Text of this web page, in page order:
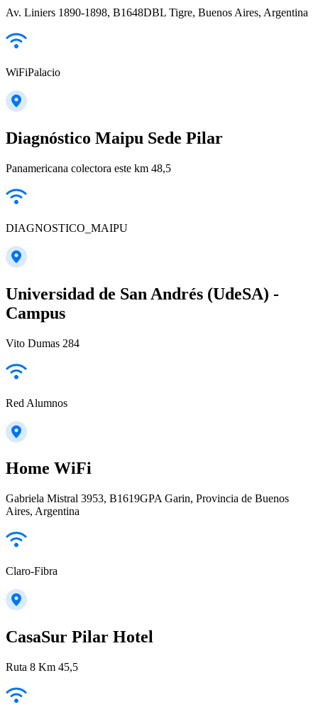
Av. Liniers 1890-1898, B1648DBL Tigre, Buenos Aires, Argentina
WiFiPalacio
Diagnóstico Maipu Sede Pilar
Panamericana colectora este km 48,5
DIAGNOSTICO_MAIPU
Universidad de San Andrés (UdeSA) -
Campus
Vito Dumas 284
Red Alumnos
Home WiFi
Gabriela Mistral 3953, B1619GPA Garin, Provincia de Buenos
Aires, Argentina
Claro-Fibra
CasaSur Pilar Hotel
Ruta 8 Km 45,5